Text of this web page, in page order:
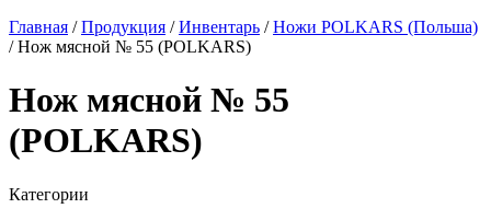
Главная /Продукция /Инвентарь /Ножи POLKARS (Польша)
/Нож мясной № 55 (POLKARS)
Нож мясной № 55
(POLKARS)
Категории